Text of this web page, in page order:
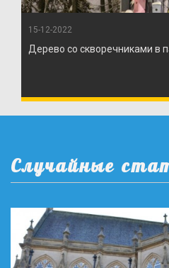
15-12-2022
Дерево со скворечниками в
Случайные